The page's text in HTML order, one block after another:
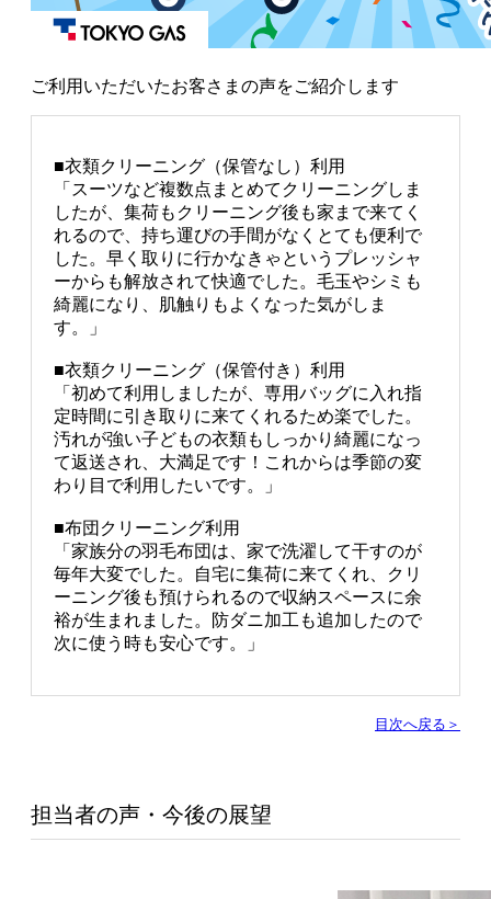
ご利用いただいたお客さまの声をご紹介します
■衣類クリーニング（保管なし）利用
「スーツなど複数点まとめてクリーニングしま
したが、集荷もクリーニング後も家まで来てく
れるので、持ち運びの手間がなくとても便利で
した。早く取りに行かなきゃというプレッシャ
ーからも解放されて快適でした。毛玉やシミも
綺麗になり、肌触りもよくなった気がしま
す。」
■衣類クリーニング（保管付き）利用
「初めて利用しましたが、専用バッグに入れ指
定時間に引き取りに来てくれるため楽でした。
汚れが強い子どもの衣類もしっかり綺麗になっ
て返送され、大満足です！これからは季節の変
わり目で利用したいです。」
■布団クリーニング利用
「家族分の羽毛布団は、家で洗濯して干すのが
毎年大変でした。自宅に集荷に来てくれ、クリ
ーニング後も預けられるので収納スペースに余
裕が生まれました。防ダニ加工も追加したので
次に使う時も安心です。」
目次へ戻る＞
担当者の声・今後の展望